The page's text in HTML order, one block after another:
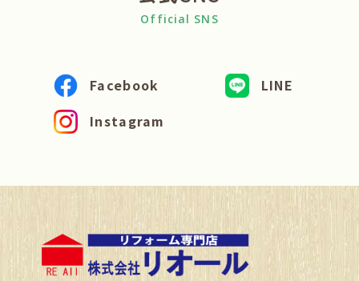
Official SNS
Facebook
LINE
Instagram